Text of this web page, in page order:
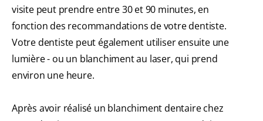
visite peut prendre entre 30 et 90 minutes, en
fonction des recommandations de votre dentiste.
Votre dentiste peut également utiliser ensuite une
lumière - ou un blanchiment au laser, qui prend
environ une heure.
Après avoir réalisé un blanchiment dentaire chez